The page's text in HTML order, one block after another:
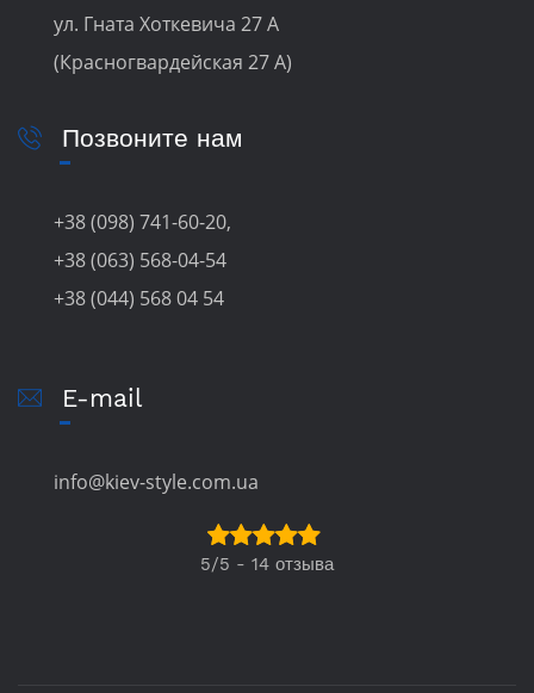
ул. Гната Хоткевича 27 А
(Красногвардейская 27 А)
Позвоните нам
+38 (098) 741-60-20,
+38 (063) 568-04-54
+38 (044) 568 04 54
E-mail
info@kiev-style.com.ua
5/5 - 14 отзыва